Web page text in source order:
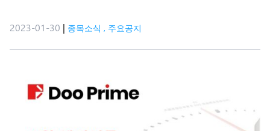
2023-01-30 | 종목소식 , 주요공지